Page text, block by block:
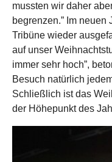
mussten wir daher
begrenzen.” Im neuen
Tribüne wieder
auf unser
immer sehr hoch”,
Besuch natürlich
Schließlich ist das
der Höhepunkt des